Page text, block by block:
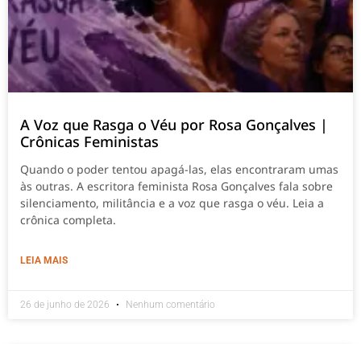
A Voz que Rasga o Véu por Rosa Gonçalves |
Crônicas Feministas
Quando o poder tentou apagá-las, elas encontraram umas
às outras. A escritora feminista Rosa Gonçalves fala sobre
silenciamento, militância e a voz que rasga o véu. Leia a
crônica completa.
LEIA MAIS
26 de junho de 2026 Nenhum comentário